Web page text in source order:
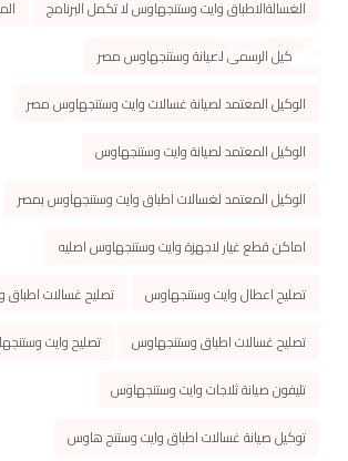
الغسالةالاطباق وايت وستنجهاوس لا تكمل البرنامج
الوكيل الرسمى لصيانة وستنجهاوس مصر
الوكيل المعتمد لصيانة غسالات وايت وستنجهاوس مصر
الوكيل المعتمد لصيانة وايت وستنجهاوس
الوكيل المعتمد لغسالات اطباق وايت وستنجهاوس بمصر
اماكن قطع غيار لاجهزة وايت وستنجهاوس اصليه
تصليح اعطال وايت وستنجهاوس
تصليح غسالات اطباق
تصليح غسالات اطباق وستنجهاوس
تصليح وايت
تليفون صيانة ثلاجات وايت وستنجهاوس
توكيل صيانة غسالات اطباق وايت وستنج هاوس